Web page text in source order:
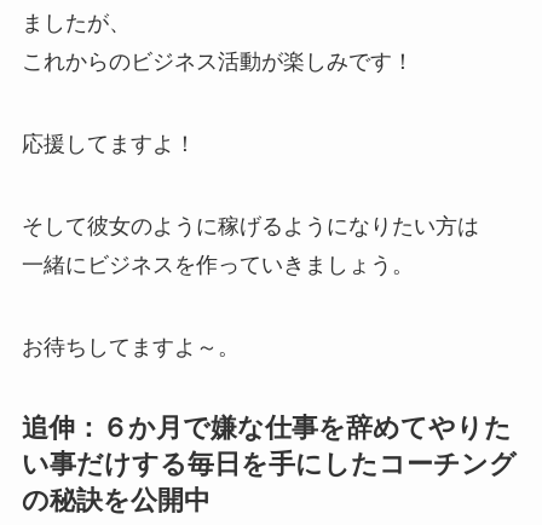
ましたが、
これからのビジネス活動が楽しみです！
応援してますよ！
そして彼女のように稼げるようになりたい方は
一緒にビジネスを作っていきましょう。
お待ちしてますよ～。
追伸：６か月で嫌な仕事を辞めてやりた
い事だけする毎日を手にしたコーチング
の秘訣を公開中